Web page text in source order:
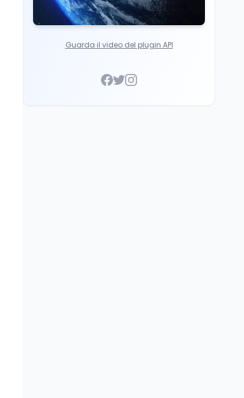
Guarda il video del plugin API